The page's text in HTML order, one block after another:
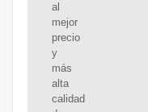
al
mejor
precio
y
más
alta
calidad